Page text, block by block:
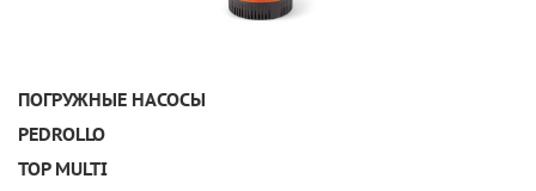
ПОГРУЖНЫЕ НАСОСЫ
PEDROLLO
TOP MULTI